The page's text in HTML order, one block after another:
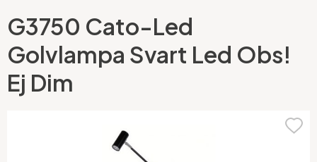
G3750 Cato-Led
Golvlampa Svart Led Obs!
Ej Dim